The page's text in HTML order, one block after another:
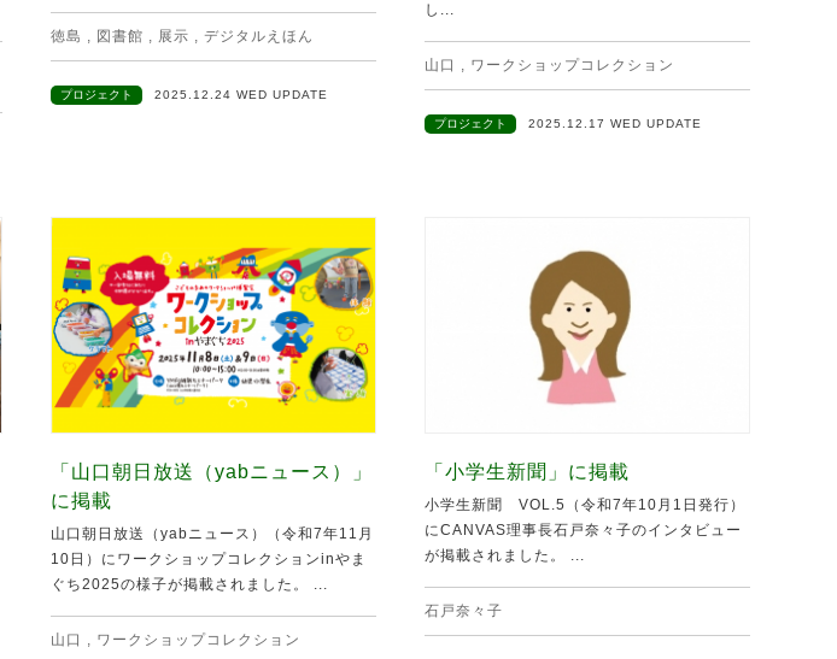
徳島 , 図書館 , 展示 , デジタルえほん
プロジェクト 2025.12.24 WED UPDATE
し...
山口 , ワークショップコレクション
プロジェクト 2025.12.17 WED UPDATE
「山口朝日放送（yabニュース）」
に掲載
山口朝日放送（yabニュース）（令和7年11月
10日）にワークショップコレクションinやま
ぐち2025の様子が掲載されました。 ...
山口 , ワークショップコレクション
「小学生新聞」に掲載
小学生新聞 VOL.5（令和7年10月1日発行）
にCANVAS理事長石戸奈々子のインタビュー
が掲載されました。 ...
石戸奈々子